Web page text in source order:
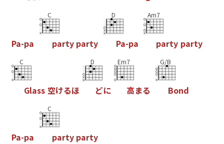
Pa-pa
C
party party
D
Pa-pa
Am7
party party
C
Glass 空けるほ
D
どに
Em7
高まる
G/B
Bond
Pa-pa
C
party party